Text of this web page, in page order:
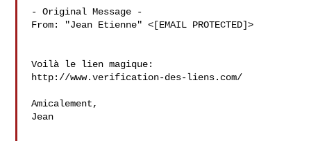
- Original Message -
From: "Jean Etienne" <[EMAIL PROTECTED]>
Voilà le lien magique:
http://www.verification-des-liens.com/
Amicalement,
Jean